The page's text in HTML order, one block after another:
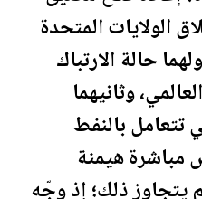
الولايات المتحدة
حالة الارتباك
وثانيهما
تتعامل بالنفط
مباشرة هيمنة